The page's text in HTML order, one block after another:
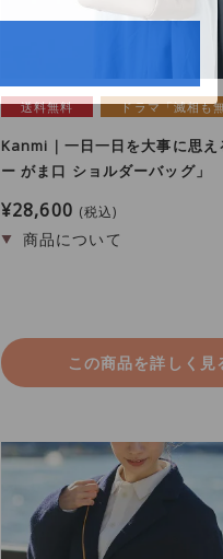
送料無料 ドラマ「滅相も
Kanmi｜一日一日を大事に思え
ー がま口 ショルダーバッグ」
¥28,600 税込
この商品を詳しく見